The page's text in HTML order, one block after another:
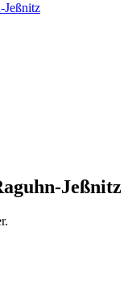
Jeßnitz
Jeßnitz